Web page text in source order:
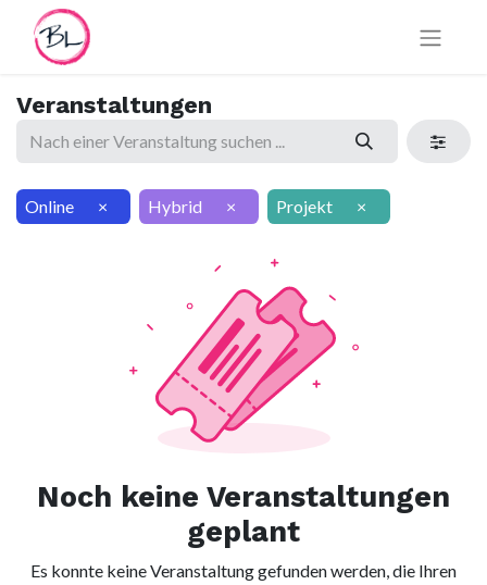
Veranstaltungen
Online × Hybrid × Projekt ×
Noch keine Veranstaltungen
geplant
Es konnte keine Veranstaltung gefunden werden, die Ihren